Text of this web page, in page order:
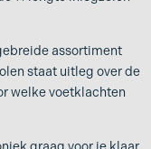
assortiment
staat uitleg over de
welke voetklachten